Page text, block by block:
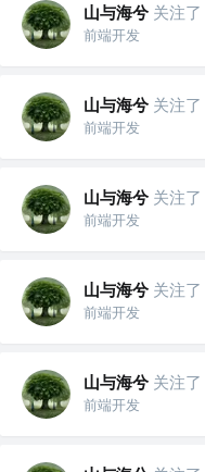
山与海兮 关注了
前端开发
山与海兮 关注了
前端开发
山与海兮 关注了
前端开发
山与海兮 关注了
前端开发
山与海兮 关注了
前端开发